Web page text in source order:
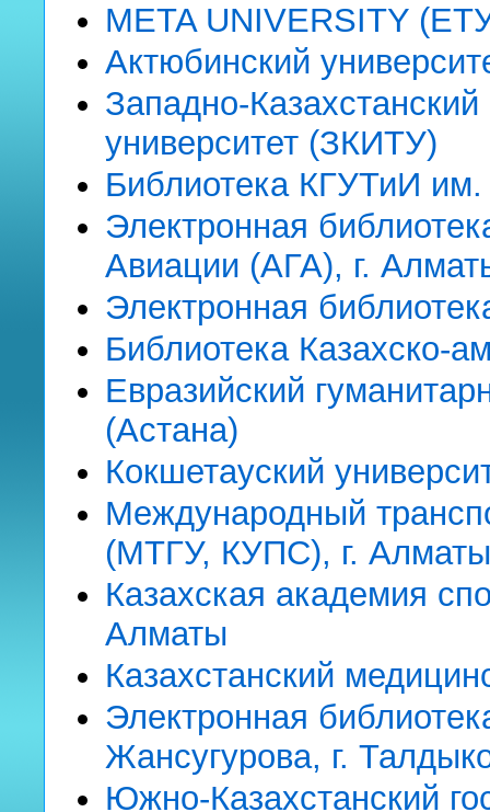
META UNIVERSITY
Актюбинский
Западно-
университет (ЗКИТУ)
Библиотека КГУТиИ
Электронная
Авиации (АГА), г.
Электронная
Библиотека Казахско-
Евразийский
(Астана)
Кокшетауский
Международный
(МТГУ, КУПС), г. Алматы
Казахская академия
Алматы
Казахстанский
Электронная
Жансугурова, г.
Южно-Казахстанский